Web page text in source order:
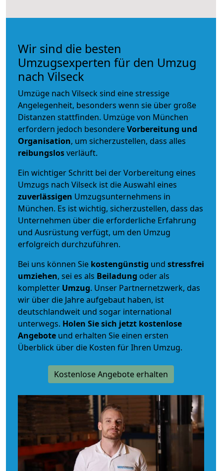
Wir sind die besten
Umzugsexperten für den Umzug
nach Vilseck
Umzüge nach Vilseck sind eine stressige
Angelegenheit, besonders wenn sie über große
Distanzen stattfinden. Umzüge von München
erfordern jedoch besondereVorbereitung und
Organisation, um sicherzustellen, dass alles
reibungslosverläuft.
Ein wichtiger Schritt bei der Vorbereitung eines
Umzugs nach Vilseck ist die Auswahl eines
zuverlässigen Umzugsunternehmens in
München. Es ist wichtig, sicherzustellen, dass das
Unternehmen über die erforderliche Erfahrung
und Ausrüstung verfügt, um den Umzug
erfolgreich durchzuführen.
Bei uns können Sie kostengünstig und stressfrei
umziehen, sei es als Beiladung oder als
kompletter Umzug. Unser Partnernetzwerk, das
wir über die Jahre aufgebaut haben, ist
deutschlandweit und sogar international
unterwegs. Holen Sie sich jetzt kostenlose
Angebote und erhalten Sie einen ersten
Überblick über die Kosten für Ihren Umzug.
Kostenlose Angebote erhalten